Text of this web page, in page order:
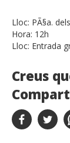
Lloc: PÃ§a.
Hora: 12h
Lloc: Entrada
Creus